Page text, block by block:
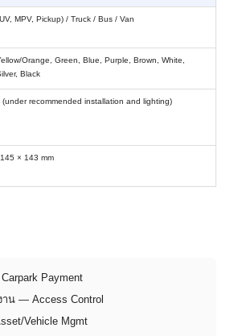
MPV, Pickup) / Truck / Bus / Van
Orange, Green, Blue, Purple, Brown, White,
Black
(under recommended installation and lighting)
× 143 mm
Payment
าน — Access Control
Vehicle Mgmt